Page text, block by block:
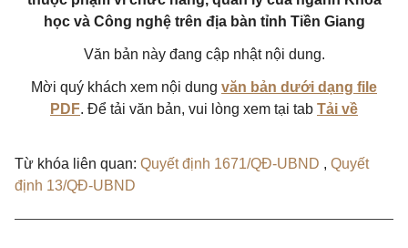
học và Công nghệ trên địa bàn tỉnh Tiền Giang
Văn bản này đang cập nhật nội dung.
Mời quý khách xem nội dung văn bản dưới dạng file
PDF. Để tải văn bản, vui lòng xem tại tab Tải về
Từ khóa liên quan: Quyết định 1671/QĐ-UBND , Quyết
định 13/QĐ-UBND